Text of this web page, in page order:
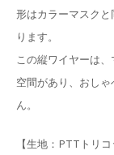
形はカラーマスク
ります。
この縦ワイヤーは
空間があり、おし
ん。
【生地：PTTトリコ